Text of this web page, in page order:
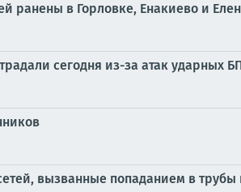
ранены в Горловке, Енакиево и
сегодня из-за атак ударных
вызванные попаданием в трубы